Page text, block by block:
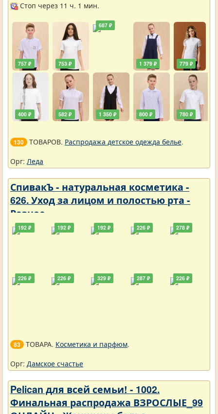
Стоп через 11 ч. 1 мин.
757 ₽
400 ₽
753 ₽
582 ₽
687 ₽
1 350 ₽
1 379 ₽
800 ₽
779 ₽
780 ₽
130 ТОВАРОВ. Распродажа детское одежда белье.
Орг: Леда
СпивакЪ - натуральная косметика -
626. Уход за лицом и полостью рта -
Разное
192 ₽
226 ₽
192 ₽
226 ₽
192 ₽
329 ₽
226 ₽
287 ₽
278 ₽
226 ₽
83 ТОВАРА. Косметика и парфюм.
Орг: Дамское счастье
Pelican для всей семьи! - 1002.
Финальная распродажа ВЗРОСЛЫЕ_99